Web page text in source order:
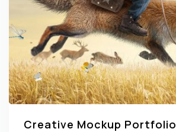
Creative Mockup Portfolio